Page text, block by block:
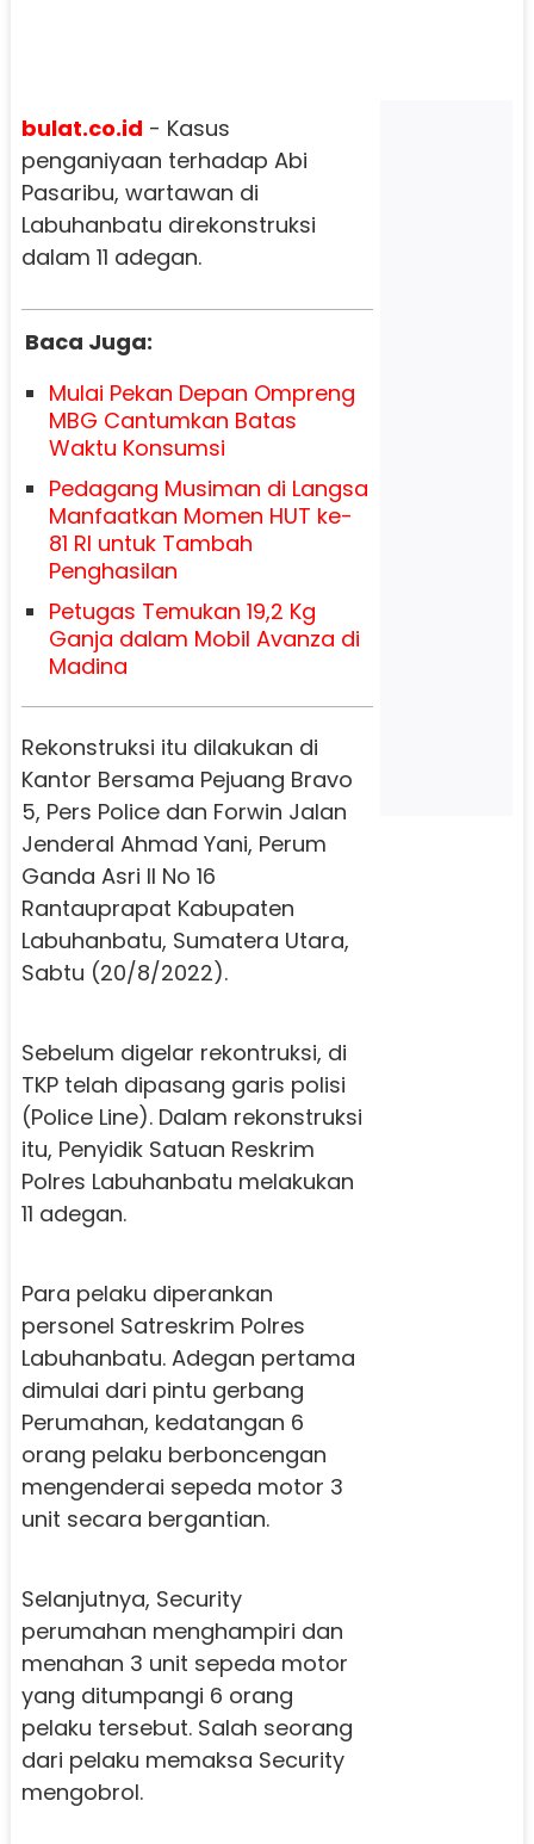
bulat.co.id - Kasus
penganiyaan terhadap Abi
Pasaribu, wartawan di
Labuhanbatu direkonstruksi
dalam 11 adegan.
Baca Juga:
Mulai Pekan Depan Ompreng
MBG Cantumkan Batas
Waktu Konsumsi
Pedagang Musiman di Langsa
Manfaatkan Momen HUT ke-
81 RI untuk Tambah
Penghasilan
Petugas Temukan 19,2 Kg
Ganja dalam Mobil Avanza di
Madina
Rekonstruksi itu dilakukan di
Kantor Bersama Pejuang Bravo
5, Pers Police dan Forwin Jalan
Jenderal Ahmad Yani, Perum
Ganda Asri II No 16
Rantauprapat Kabupaten
Labuhanbatu, Sumatera Utara,
Sabtu (20/8/2022).
Sebelum digelar rekontruksi, di
TKP telah dipasang garis polisi
(Police Line). Dalam rekonstruksi
itu, Penyidik Satuan Reskrim
Polres Labuhanbatu melakukan
11 adegan.
Para pelaku diperankan
personel Satreskrim Polres
Labuhanbatu. Adegan pertama
dimulai dari pintu gerbang
Perumahan, kedatangan 6
orang pelaku berboncengan
mengenderai sepeda motor 3
unit secara bergantian.
Selanjutnya, Security
perumahan menghampiri dan
menahan 3 unit sepeda motor
yang ditumpangi 6 orang
pelaku tersebut. Salah seorang
dari pelaku memaksa Security
mengobrol.